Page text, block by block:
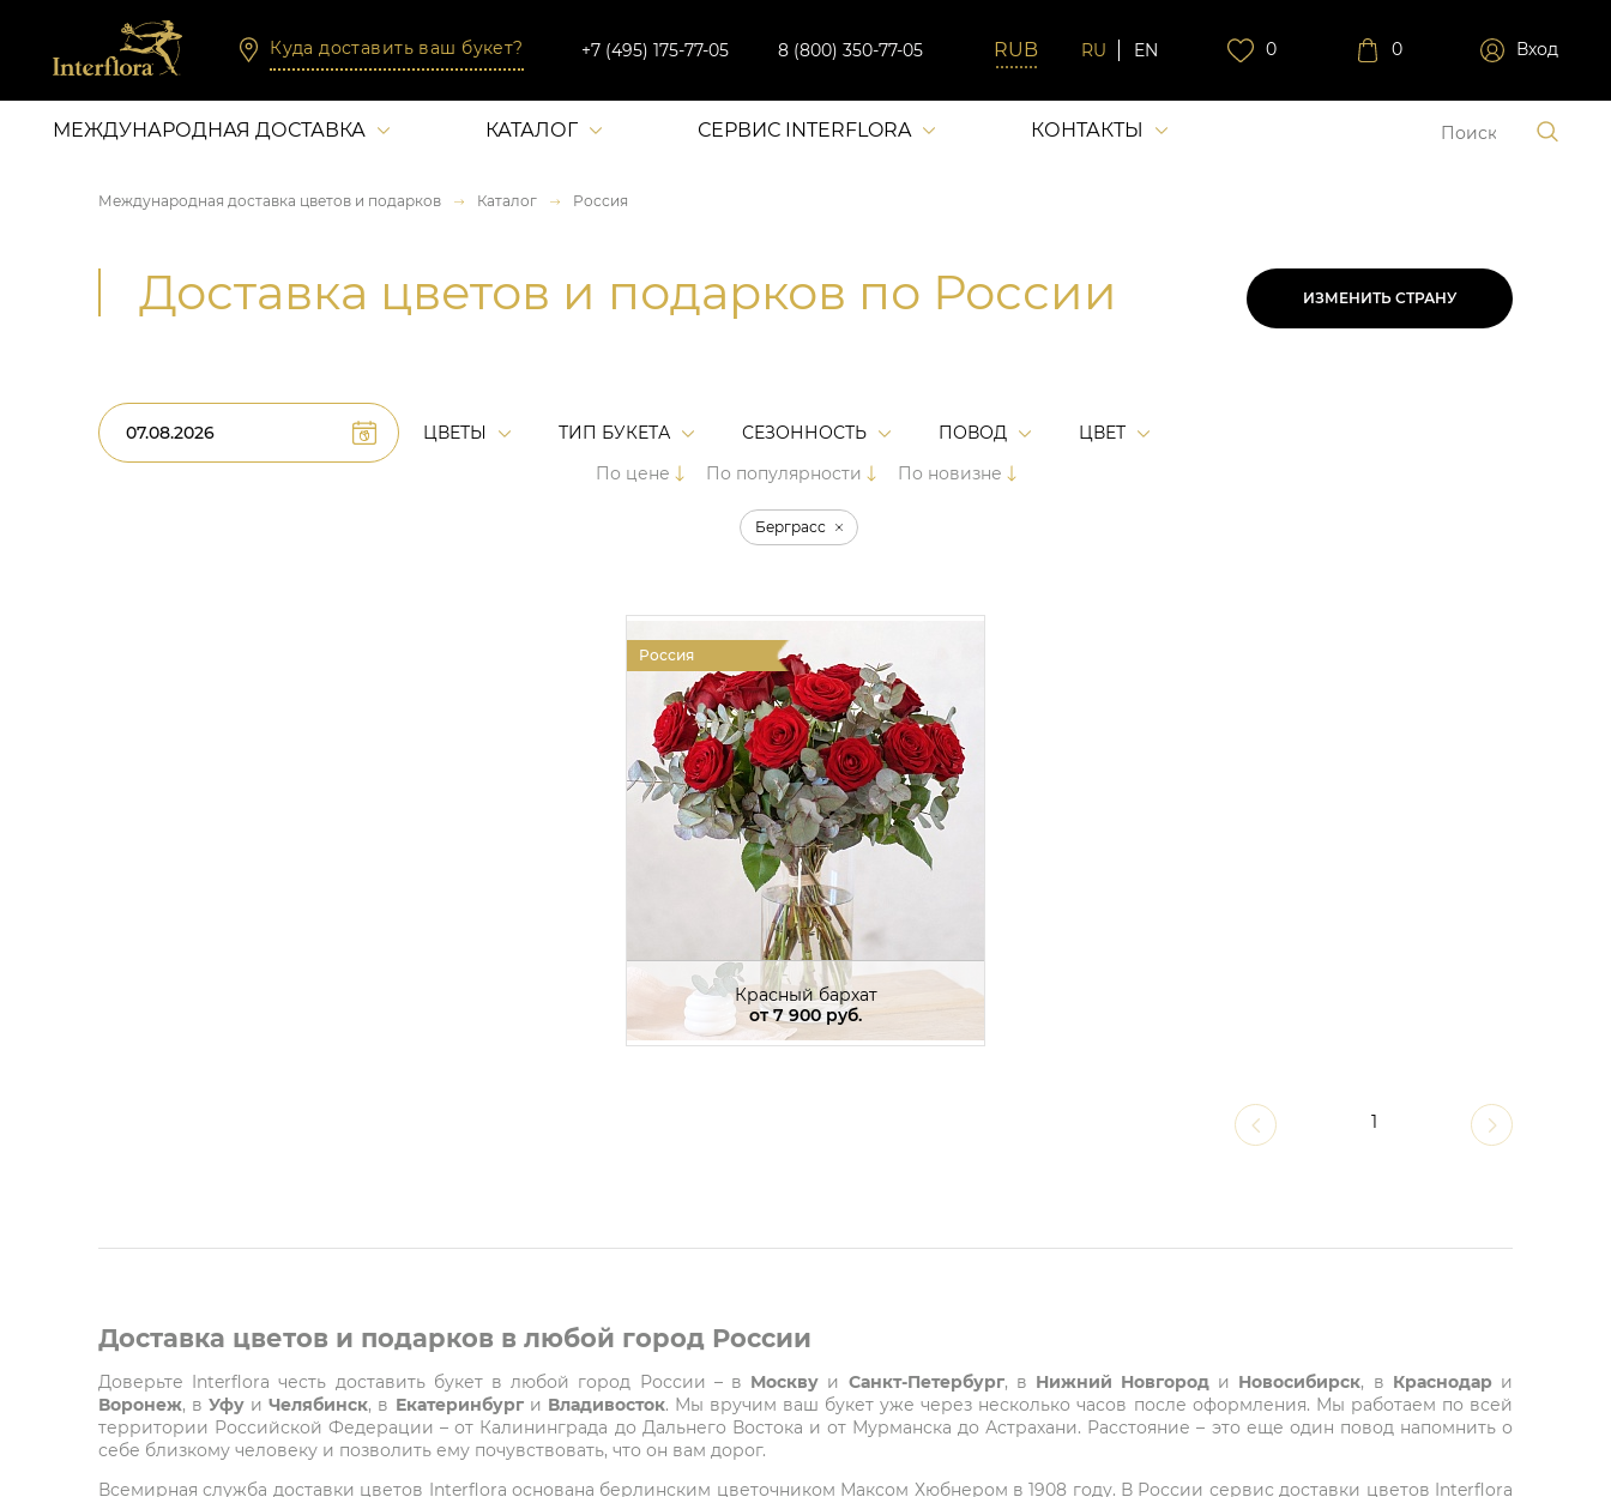
Куда доставить ваш букет? +7 (495) 175-77-05 8 (800) 350-77-05 RU EN 0 0 Вход
МЕЖДУНАРОДНАЯ ДОСТАВКА КАТАЛОГ СЕРВИС INTERFLORA КОНТАКТЫ
Международная доставка цветов и подарков Каталог Россия
Доставка цветов и подарков по России ИЗМЕНИТЬ СТРАНУ
ЦВЕТЫ ТИП БУКЕТА СЕЗОННОСТЬ ПОВОД
ЦВЕТ
По цене
По популярности По новизне
Берграсс
Россия
Красный бархат
от7 900 руб.
1
Доставка цветов и подарков в любой город России
Доверьте Interflora честь доставить букет в любой город России – в Москву и Санкт-Петербург, в Нижний Новгород и Новосибирск, в Краснодари
Воронеж, вУфу иЧелябинск, в Екатеринбурги Владивосток. Мы вручим ваш букет уже через несколько часов после оформления. Мы работаем по всей
территории Российской Федерации – от Калининграда до Дальнего Востока и от Мурманска до Астрахани. Расстояние – это еще один повод напомнить о
себе близкому человеку и позволить ему почувствовать, что он вам дорог.
Всемирная служба доставки цветов Interflora основана берлинским цветочником Максом Хюбнером в 1908 году. В России сервис доставки цветов Interflora